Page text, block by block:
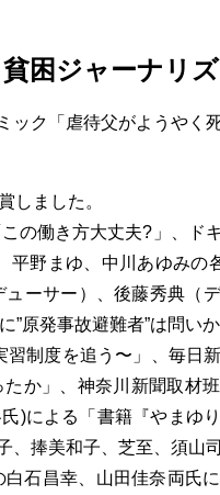
困ジャーナリ
ック「虐待父がようやく
しました。
の働き方大丈夫?」、ド
平野まゆ、中川あゆみの
ーサー）、後藤秀典（
原発事故避難者”は問い
制度を追う〜」、毎日
か」、神奈川新聞取材
)による「書籍『やまゆ
、捧美和子、芝至、須山
石昌幸、山田佳奈両氏